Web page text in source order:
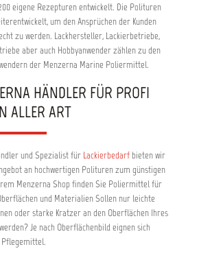
eigene Rezepturen entwickelt. Die Polituren
um den Ansprüchen der Kunden
zu werden. Lackhersteller, Lackierbetriebe,
aber auch Hobbyanwender zählen zu den
der Menzerna Marine Poliermittel.
HÄNDLER FÜR PROFI
ALLER ART
und Spezialist für Lackierbedarfbieten wir
an hochwertigen Polituren zum günstigen
Menzerna Shop finden Sie Poliermittel für
und Materialien Sollen nur leichte
oder starke Kratzer an den Oberflächen Ihres
Je nach Oberflächenbild eignen sich